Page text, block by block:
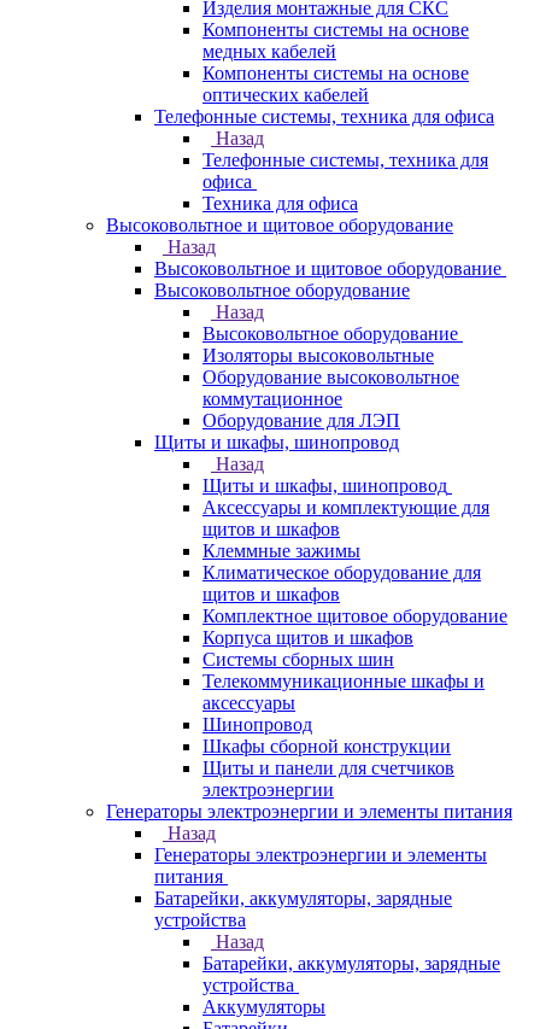
Изделия монтажные для СКС
Компоненты системы на основе
медных кабелей
Компоненты системы на основе
оптических кабелей
Телефонные системы, техника для офиса
Назад
Телефонные системы, техника для
офиса
Техника для офиса
Высоковольтное и щитовое оборудование
Назад
Высоковольтное и щитовое оборудование
Высоковольтное оборудование
Назад
Высоковольтное оборудование
Изоляторы высоковольтные
Оборудование высоковольтное
коммутационное
Оборудование для ЛЭП
Щиты и шкафы, шинопровод
Назад
Щиты и шкафы, шинопровод
Аксессуары и комплектующие для
щитов и шкафов
Клеммные зажимы
Климатическое оборудование для
щитов и шкафов
Комплектное щитовое оборудование
Корпуса щитов и шкафов
Системы сборных шин
Телекоммуникационные шкафы и
аксессуары
Шинопровод
Шкафы сборной конструкции
Щиты и панели для счетчиков
электроэнергии
Генераторы электроэнергии и элементы питания
Назад
Генераторы электроэнергии и элементы
питания
Батарейки, аккумуляторы, зарядные
устройства
Назад
Батарейки, аккумуляторы, зарядные
устройства
Аккумуляторы